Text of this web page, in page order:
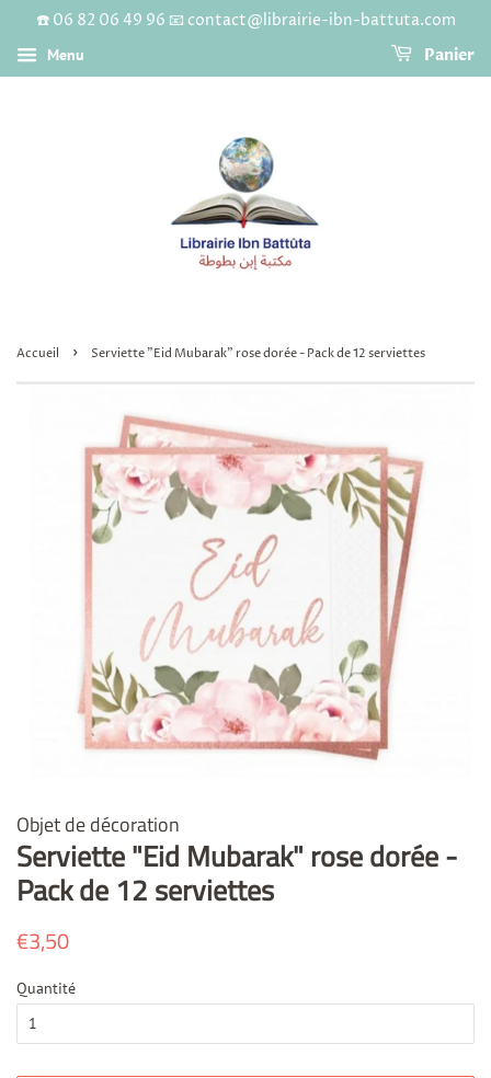
☎️ 06 82 06 49 96 📧 contact@librairie-ibn-battuta.com
Menu Panier
Accueil › Serviette "Eid Mubarak" rose dorée - Pack de 12 serviettes
Objet de décoration
Serviette "Eid Mubarak" rose dorée -
Pack de 12 serviettes
Prix
€3,50
Quantité